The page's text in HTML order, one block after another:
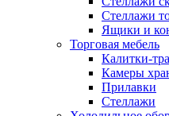
Стеллажи
Ящики и
Торговая мебель
Калитки-
Камеры
Прилавки
Стеллажи